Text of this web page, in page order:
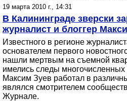
19 марта 2010 г., 14:31
В Калининграде зверски
журналист и блоггер
Известного в регионе
основателем первого
нашли мертвым на съемной
имелись следы
Максим Зуев работал в
являлся смотрителем
Журнале.